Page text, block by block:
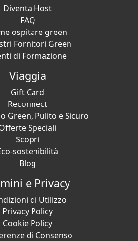
Diventa Host
FAQ
ospitare green
Fornitori Green
di Formazione
Viaggia
Gift Card
Reconnect
Green, Pulito e Sicuro
Offerte Speciali
Scopri
sostenibilità
Blog
e Privacy
di Utilizzo
Privacy Policy
Cookie Policy
di Consenso